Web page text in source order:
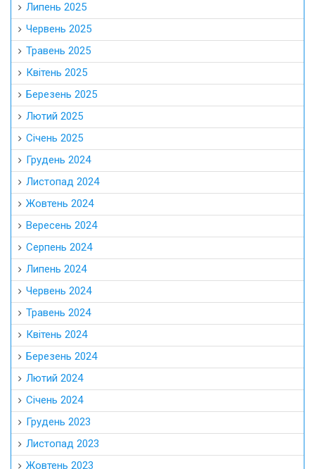
Липень 2025
Червень 2025
Травень 2025
Квітень 2025
Березень 2025
Лютий 2025
Січень 2025
Грудень 2024
Листопад 2024
Жовтень 2024
Вересень 2024
Серпень 2024
Липень 2024
Червень 2024
Травень 2024
Квітень 2024
Березень 2024
Лютий 2024
Січень 2024
Грудень 2023
Листопад 2023
Жовтень 2023